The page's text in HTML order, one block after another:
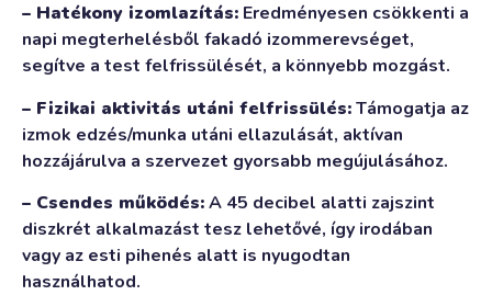
– Hatékony izomlazítás: Eredményesen csökkenti a
napi megterhelésből fakadó izommerevséget,
segítve a test felfrissülését, a könnyebb mozgást.
– Fizikai aktivitás utáni felfrissülés:Támogatja az
izmok edzés/munka utáni ellazulását, aktívan
hozzájárulva a szervezet gyorsabb megújulásához.
– Csendes működés:A 45 decibel alatti zajszint
diszkrét alkalmazást tesz lehetővé, így irodában
vagy az esti pihenés alatt is nyugodtan
használhatod.